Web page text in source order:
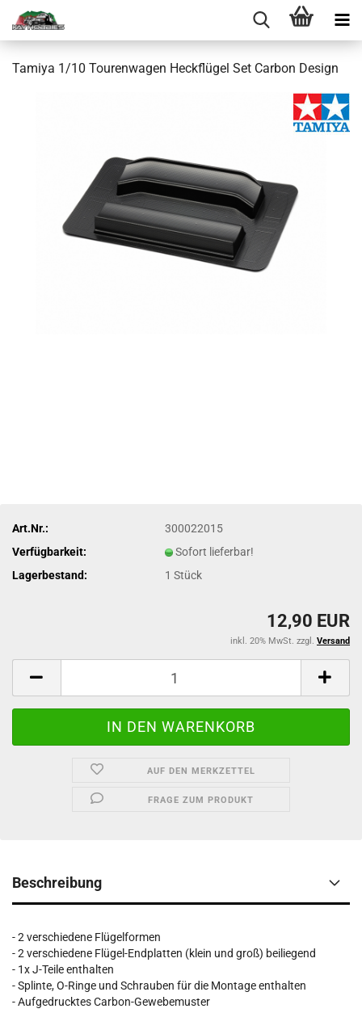
Tamiya 1/10 Tourenwagen Heckflügel Set Carbon Design
Art.Nr.:
300022015
Verfügbarkeit:
Sofort lieferbar!
Lagerbestand:
1Stück
12,90 EUR
inkl. 20% MwSt. zzgl. Versand
AUF DEN MERKZETTEL
FRAGE ZUM PRODUKT
Beschreibung
- 2 verschiedene Flügelformen
- 2 verschiedene Flügel-Endplatten (klein und groß) beiliegend
- 1x J-Teile enthalten
- Splinte, O-Ringe und Schrauben für die Montage enthalten
- Aufgedrucktes Carbon-Gewebemuster